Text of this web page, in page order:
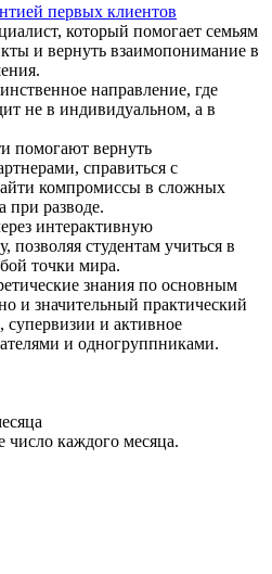
первых клиентов
который помогает семьям
и вернуть взаимопонимание в
направление, где
не в индивидуальном, а в
помогают вернуть
справиться с
компромиссы в сложных
при разводе.
интерактивную
позволяя студентам учиться в
точки мира.
знания по основным
и значительный практический
супервизии и активное
и одногруппниками.
число каждого месяца.